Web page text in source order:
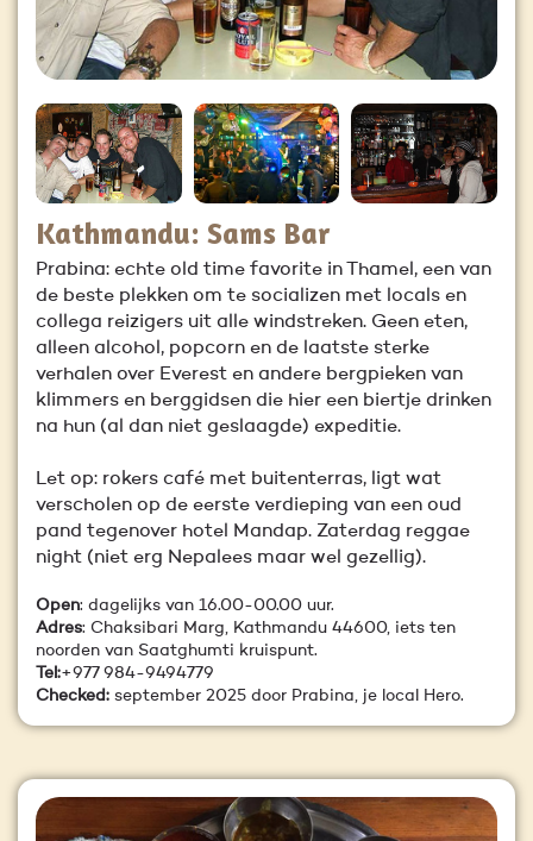
Kathmandu: Sams Bar
Prabina: echte old time favorite in Thamel, een van
de beste plekken om te socializen met locals en
collega reizigers uit alle windstreken. Geen eten,
alleen alcohol, popcorn en de laatste sterke
verhalen over Everest en andere bergpieken van
klimmers en berggidsen die hier een biertje drinken
na hun (al dan niet geslaagde) expeditie.
Let op: rokers café met buitenterras, ligt wat
verscholen op de eerste verdieping van een oud
pand tegenover hotel Mandap. Zaterdag reggae
night (niet erg Nepalees maar wel gezellig).
Open: dagelijks van 16.00-00.00 uur.
Adres: Chaksibari Marg, Kathmandu 44600, iets ten
noorden van Saatghumti kruispunt.
Tel:+977 984-9494779
Checked: september 2025 door Prabina, je local Hero.